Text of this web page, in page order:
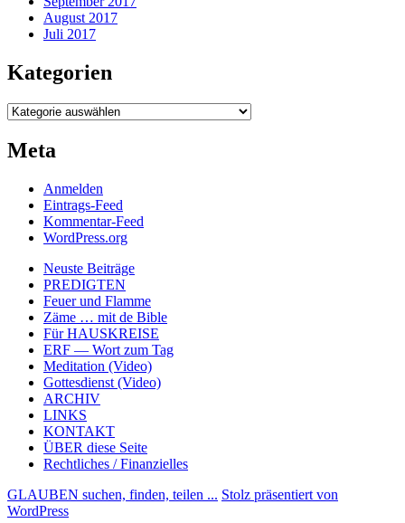
August 2017
Juli 2017
Kategorien
Kategorien
Meta
Anmelden
Eintrags-Feed
Kommentar-Feed
WordPress.org
Neuste Beiträge
PREDIGTEN
Feuer und Flamme
Zäme … mit de Bible
Für HAUSKREISE
ERF — Wort zum Tag
Meditation (Video)
Gottesdienst (Video)
ARCHIV
LINKS
KONTAKT
ÜBER diese Seite
Rechtliches / Finanzielles
GLAUBEN suchen, finden, teilen ... Stolz präsentiert von
WordPress